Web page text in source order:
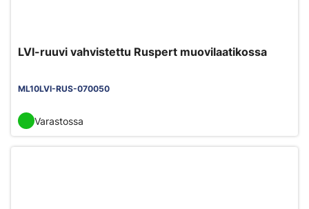
LVI-ruuvi vahvistettu Ruspert muovilaatikossa
ML10LVI-RUS-070050
Varastossa